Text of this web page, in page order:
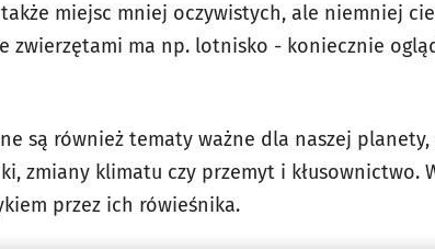
miejsc mniej oczywistych, ale niemniej
zwierzętami ma np. lotnisko - koniecznie
są również tematy ważne dla naszej planety,
zmiany klimatu czy przemyt i kłusownictwo.
przez ich rówieśnika.